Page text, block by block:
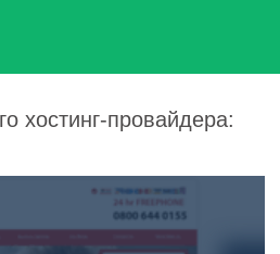
хостинг-провайдера: